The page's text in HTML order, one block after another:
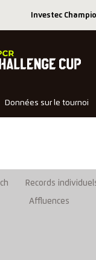
Investec
Données sur le tournoi
Records
Affluences